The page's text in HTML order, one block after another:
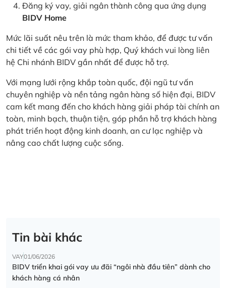
Đăng ký vay, giải ngân thành công qua ứng dụng
BIDV Home
Mức lãi suất nêu trên là mức tham khảo, để được tư vấn
chi tiết về các gói vay phù hợp, Quý khách vui lòng liên
hệ Chi nhánh BIDV gần nhất để được hỗ trợ.
Với mạng lưới rộng khắp toàn quốc, đội ngũ tư vấn
chuyên nghiệp và nền tảng ngân hàng số hiện đại, BIDV
cam kết mang đến cho khách hàng giải pháp tài chính an
toàn, minh bạch, thuận tiện, góp phần hỗ trợ khách hàng
phát triển hoạt động kinh doanh, an cư lạc nghiệp và
nâng cao chất lượng cuộc sống.
Tin bài khác
VAY01/06/2026
BIDV triển khai gói vay ưu đãi “ngôi nhà đầu tiên” dành cho
khách hàng cá nhân